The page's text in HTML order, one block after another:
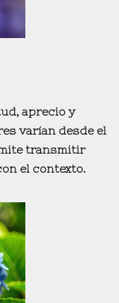
aprecio y
varían desde el
transmitir
el contexto.